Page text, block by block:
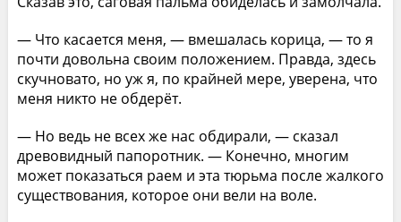
— Что касается меня, — вмешалась корица, — то я
почти довольна своим положением. Правда, здесь
скучновато, но уж я, по крайней мере, уверена, что
меня никто не обдерёт.
— Но ведь не всех же нас обдирали, — сказал
древовидный папоротник. — Конечно, многим
может показаться раем и эта тюрьма после жалкого
существования, которое они вели на воле.